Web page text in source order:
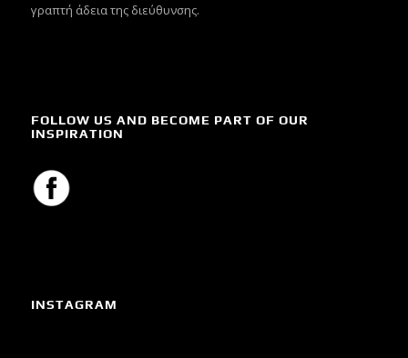
γραπτή άδεια της διεύθυνσης.
FOLLOW US AND BECOME PART OF OUR
INSPIRATION
INSTAGRAM